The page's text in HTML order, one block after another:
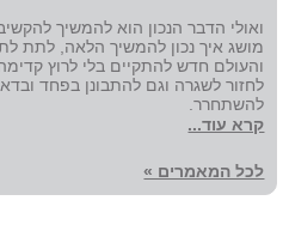
ואולי הדבר הנכון הוא להמשיך
מושג איך נכון להמשיך הלאה, לתת
והעולם חדש להתקיים בלי לרוץ קדימה
לחזור לשגרה וגם להתבונן בפחד
להשתחרר.
קרא עוד...
לכל המאמרים »